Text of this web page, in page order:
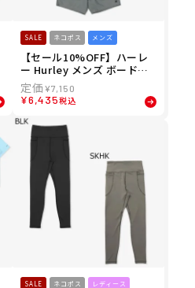
SALE ネコポス メンズ
【セール10%OFF】ハーレ
ー Hurley メンズ ボードシ
ョーツ トランクス ワンアン
ドオンリー ヴィンテージ ボ
レー 17" MBS07917 26SU
¥7,150
¥6,435税込
SALE ネコポス レディース